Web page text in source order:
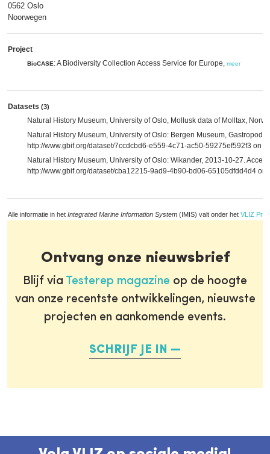
0562 Oslo
Noorwegen
Project
BioCASE: A Biodiversity Collection Access Service for Europe, meer
Datasets (3)
Natural History Museum, University of Oslo, Mollusk data of Molltax,
Natural History Museum, University of Oslo: Bergen Museum,
http://www.gbif.org/dataset/7ccdcbd6-e559-4c71-ac50-59275ef592f3 on
Natural History Museum, University of Oslo: Wikander, 2013-10-27.
http://www.gbif.org/dataset/cba12215-9ad9-4b90-bd06-65105dfdd4d4 on
Alle informatie in het Integrated Marine Information System (IMIS) valt onder het VLIZ
Ontvang onze nieuwsbrief
Blijf via Testerep magazine op de hoogte
van onze recentste ontwikkelingen, nieuwste
projecten en aankomende events.
SCHRIJF JE IN